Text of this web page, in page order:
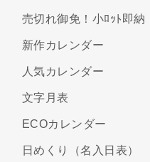
売切れ御免！小ﾛｯﾄ即納
新作カレンダー
人気カレンダー
文字月表
ECOカレンダー
日めくり（名入日表）